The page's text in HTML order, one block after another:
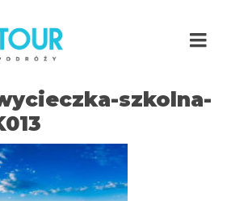
szkolna-